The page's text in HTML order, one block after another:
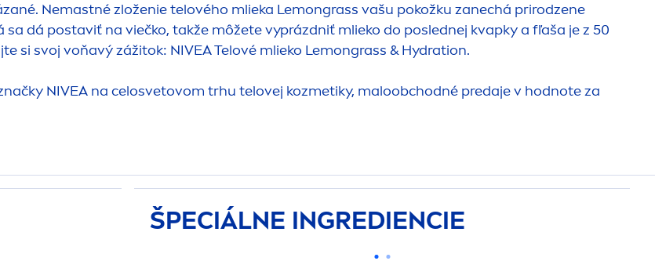
Nemastné zloženie telového mlieka Lemongrass vašu pokožku zanechá prirodzene
dá postaviť na viečko, takže môžete vyprázdniť mlieko do poslednej kvapky a fľaša je z 50
si svoj voňavý zážitok: NIVEATelové mlieko Lemongrass &Hydration.
NIVEA na celosvetovom trhu telovej kozmetiky, maloobchodné predaje v hodnote za
ŠPECIÁLNE INGREDIENCIE